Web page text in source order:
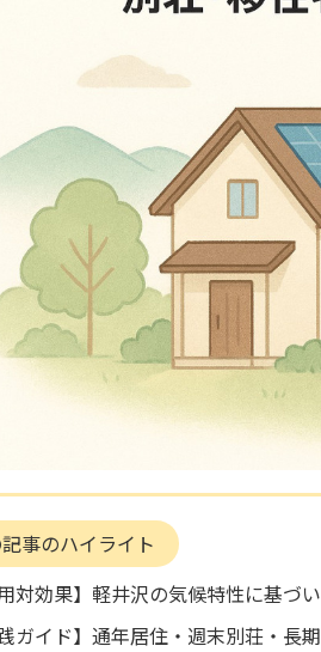
事のハイライト
対効果】軽井沢の気候特性に基づ
ガイド】通年居住・週末別荘・長